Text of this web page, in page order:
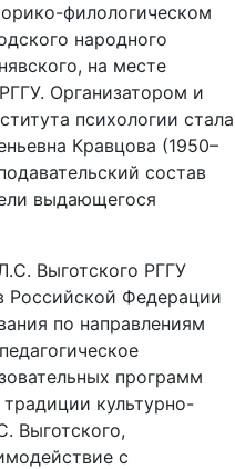
филологическом
народного
на месте
Организатором и
психологии стала
Кравцова (1950–
состав
выдающегося
Выготского РГГУ
Российской Федерации
по направлениям
программ
культурно-
Выготского,
с